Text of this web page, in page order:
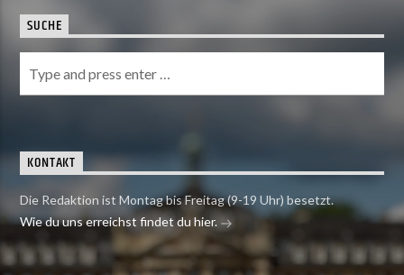
SUCHE
KONTAKT
Die Redaktion ist Montag bis Freitag (9-19 Uhr) besetzt.
Wie du uns erreichst findet du hier.